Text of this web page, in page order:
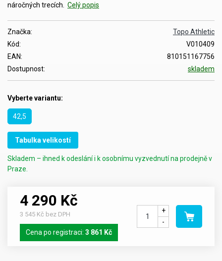
náročných trecích.
Celý popis
Topo Athletic
Značka:
V010409
Kód:
810151167756
EAN:
skladem
Dostupnost:
Vyberte variantu:
42,5
Tabulka velikostí
Skladem – ihned k odeslání i k osobnímu vyzvednutí na prodejně v
Praze.
4 290 Kč
3 545 Kč bez DPH
Cena po registraci: 3 861 Kč
+
-